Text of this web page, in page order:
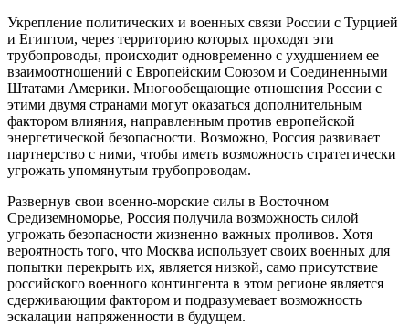
Укрепление политических и военных связи России с Турцией
и Египтом, через территорию которых проходят эти
трубопроводы, происходит одновременно с ухудшением ее
взаимоотношений с Европейским Союзом и Соединенными
Штатами Америки. Многообещающие отношения России с
этими двумя странами могут оказаться дополнительным
фактором влияния, направленным против европейской
энергетической безопасности. Возможно, Россия развивает
партнерство с ними, чтобы иметь возможность стратегически
угрожать упомянутым трубопроводам.
Развернув свои военно-морские силы в Восточном
Средиземноморье, Россия получила возможность силой
угрожать безопасности жизненно важных проливов. Хотя
вероятность того, что Москва использует своих военных для
попытки перекрыть их, является низкой, само присутствие
российского военного контингента в этом регионе является
сдерживающим фактором и подразумевает возможность
эскалации напряженности в будущем.